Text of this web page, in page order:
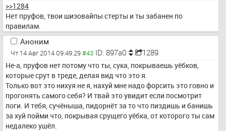
>>1284
Нет пруфов, твои шизовайпы стерты и ты забанен по
правилам.
Аноним
Чт 14 Авг 2014 09:49:29 ID: 897a0 1289
Не-а, пруфов нет потому что ты, сука, покрываешь уёбков,
которые срут в треде, делая вид что это я.
Только вот это нихуя не я, нахуй мне надо форсить это говно и
прогонять самого себя? И твай это увидит если посмотрит
логи. И тебя, сучёныша, пидорнёт за то что пиздишь и банишь
за хуй пойми что, покрывая срущего уёбка, от которого ты сам
недалеко ушёл.